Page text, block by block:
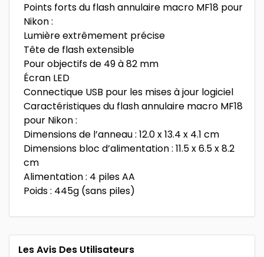
Points forts du flash annulaire macro MF18 pour
Nikon :
Lumière extrêmement précise
Tête de flash extensible
Pour objectifs de 49 à 82 mm
Écran LED
Connectique USB pour les mises à jour logiciel
Caractéristiques du flash annulaire macro MF18
pour Nikon :
Dimensions de l’anneau : 12.0 x 13.4 x 4.1 cm
Dimensions bloc d’alimentation : 11.5 x 6.5 x 8.2
cm
Alimentation : 4 piles AA
Poids : 445g (sans piles)
Les Avis Des Utilisateurs